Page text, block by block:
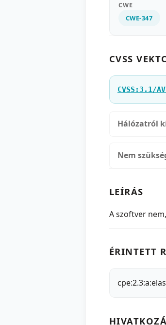
CWE
CWE-347
CVSS
CVSS:3.1/
Hálózatról
Nem
LEÍRÁS
A szoftver
ÉRINTETT